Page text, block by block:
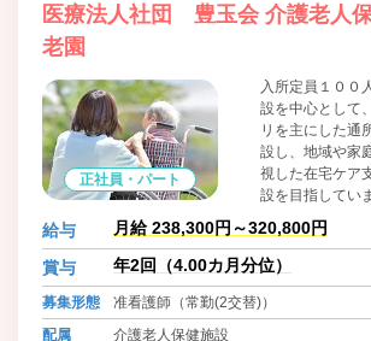
医療法人社団 豊玉会 介護老人
老園
正社員・パート
入所定員１００
設を中心として
リを主にした通
設し、地域や家
視した在宅ケア
設を目指してい
給与 月給 238,300円～320,800円
賞与 年2回（4.00カ月分位）
募集形態
准看護師（常勤(2交替)）
配属
介護老人保健施設